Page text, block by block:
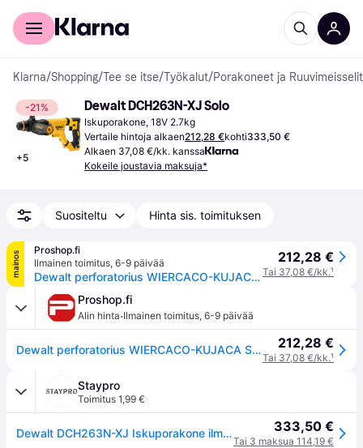
Kuluttajille
Klarna/Shopping/Tee se itse/Työkalut/Porakoneet ja Ruuvimeisselit
-21%
+5
Dewalt ‎DCH263N-XJ Solo
Iskuporakone, 18V 2.7kg
Vertaile hintoja alkaen212,28 €kohti333,50 €
Alkaen 37,08 €/kk. kanssa
Kokeile joustavia maksuja*
Suositeltu Hinta sis. toimituksen
mainos
Proshop.fi
Ilmainen toimitus, 6-9 päivää
Dewalt perforatorius WIERCACO-KUJACA SDS-PLUS 18V
212,28 €
Tai 37,08 €/kk.¹
Proshop.fi
Alin hinta·Ilmainen toimitus, 6-9 päivää
Dewalt perforatorius WIERCACO-KUJACA SDS-PLUS 18V 212,28 €
Tai 37,08 €/kk.¹
Staypro
Toimitus 1,99 €
Dewalt DCH263N-XJ Iskuporakone ilman akkua ja laturia, Koneet 333,50 €
Tai 3 maksua 114,19 €